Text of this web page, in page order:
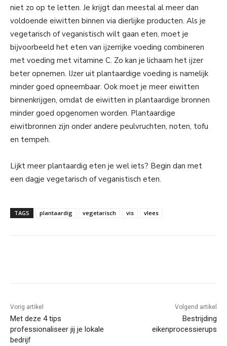
niet zo op te letten. Je krijgt dan meestal al meer dan
voldoende eiwitten binnen via dierlijke producten. Als je
vegetarisch of veganistisch wilt gaan eten, moet je
bijvoorbeeld het eten van ijzerrijke voeding combineren
met voeding met vitamine C. Zo kan je lichaam het ijzer
beter opnemen. IJzer uit plantaardige voeding is namelijk
minder goed opneembaar. Ook moet je meer eiwitten
binnenkrijgen, omdat de eiwitten in plantaardige bronnen
minder goed opgenomen worden. Plantaardige
eiwitbronnen zijn onder andere peulvruchten, noten, tofu
en tempeh.
Lijkt meer plantaardig eten je wel iets? Begin dan met
een dagje vegetarisch of veganistisch eten.
TAGS plantaardig vegetarisch vis vlees
Vorig artikel
Met deze 4 tips
professionaliseer jij je lokale
bedrijf
Volgend artikel
Bestrijding
eikenprocessierups